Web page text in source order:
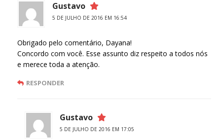
Gustavo
5 DE JULHO DE 2016 EM 16:54
Obrigado pelo comentário, Dayana!
Concordo com você. Esse assunto diz respeito a todos nós
e merece toda a atenção.
RESPONDER
Gustavo
5 DE JULHO DE 2016 EM 17:05